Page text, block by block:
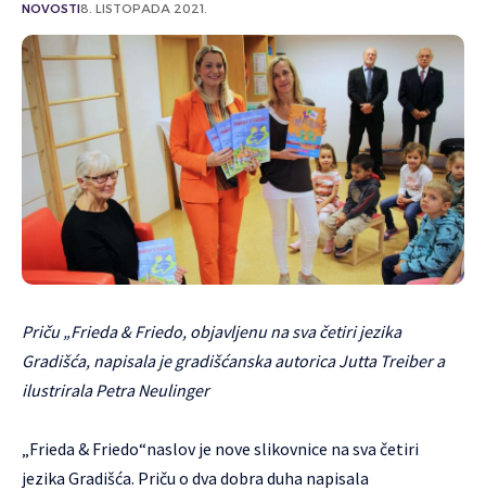
NOVOSTI8. LISTOPADA 2021.
Priču „Frieda & Friedo, objavljenu na sva četiri jezika
Gradišća, napisala je gradišćanska autorica Jutta Treiber a
ilustrirala Petra Neulinger
„Frieda & Friedo“naslov je nove slikovnice na sva četiri
jezika Gradišća. Priču o dva dobra duha napisala